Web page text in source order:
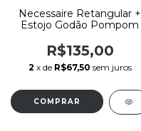
Necessaire Retangular +
Estojo Godão Pompom
R$135,00
2 x de R$67,50 sem juros